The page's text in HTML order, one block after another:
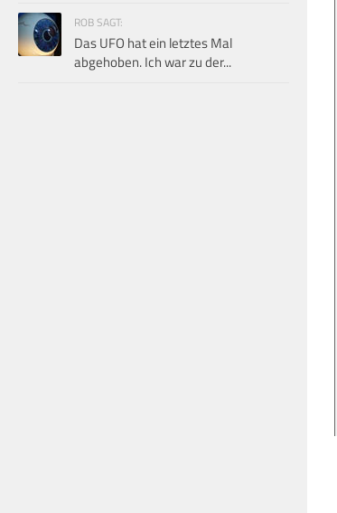
ROB SAGT:
Das UFO hat ein letztes Mal
abgehoben. Ich war zu der...